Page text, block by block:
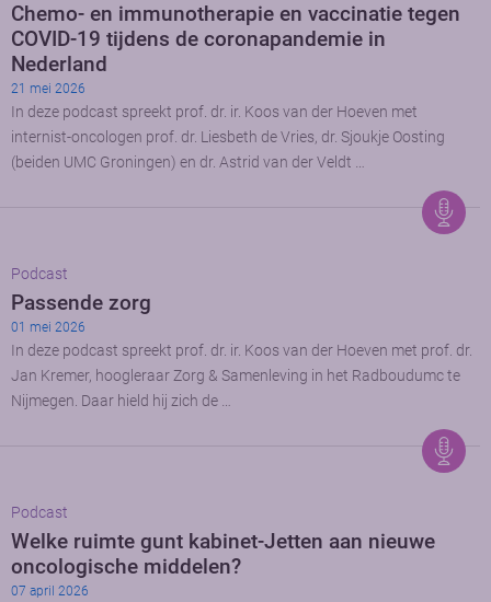
Chemo- en immunotherapie en vaccinatie tegen
COVID-19 tijdens de coronapandemie in
Nederland
21 mei 2026
In deze podcast spreekt prof. dr. ir. Koos van der Hoeven met
internist-oncologen prof. dr. Liesbeth de Vries, dr. Sjoukje Oosting
(beiden UMC Groningen) en dr. Astrid van der Veldt …
Podcast
Passende zorg
01 mei 2026
In deze podcast spreekt prof. dr. ir. Koos van der Hoeven met prof. dr.
Jan Kremer, hoogleraar Zorg & Samenleving in het Radboudumc te
Nijmegen. Daar hield hij zich de …
Podcast
Welke ruimte gunt kabinet-Jetten aan nieuwe
oncologische middelen?
07 april 2026